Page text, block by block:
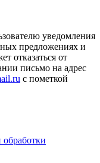
уведомления
предложениях и
отказаться от
письмо на адрес
с пометкой